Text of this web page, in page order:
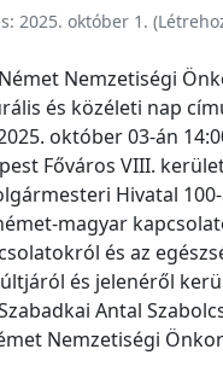
2025. október 1.
Nemzetiségi
és közéleti nap
október 03-án
Főváros VIII.
Hivatal
magyar
és az
és jelenéről
Antal
Nemzetiségi